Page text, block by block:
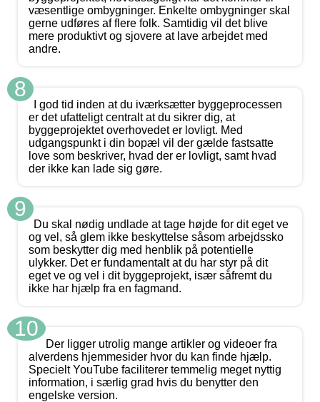
væsentlige ombygninger. Enkelte ombygninger skal
gerne udføres af flere folk. Samtidig vil det blive
mere produktivt og sjovere at lave arbejdet med
andre.
8
I god tid inden at du iværksætter byggeprocessen
er det ufatteligt centralt at du sikrer dig, at
byggeprojektet overhovedet er lovligt. Med
udgangspunkt i din bopæl vil der gælde fastsatte
love som beskriver, hvad der er lovligt, samt hvad
der ikke kan lade sig gøre.
9
Du skal nødig undlade at tage højde for dit eget ve
og vel, så glem ikke beskyttelse såsom arbejdssko
som beskytter dig med henblik på potentielle
ulykker. Det er fundamentalt at du har styr på dit
eget ve og vel i dit byggeprojekt, især såfremt du
ikke har hjælp fra en fagmand.
10
Der ligger utrolig mange artikler og videoer fra
alverdens hjemmesider hvor du kan finde hjælp.
Specielt YouTube faciliterer temmelig meget nyttig
information, i særlig grad hvis du benytter den
engelske version.